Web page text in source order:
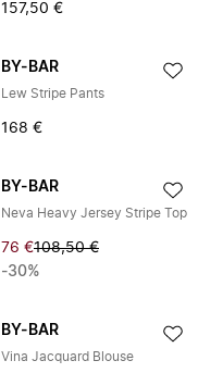
157,50 €
BY-BAR
Lew Stripe Pants
168 €
BY-BAR
Neva Heavy Jersey Stripe Top
76 €108,50 €
-30%
BY-BAR
Vina Jacquard Blouse